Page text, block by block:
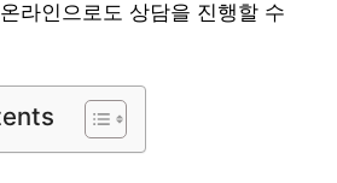
라인으로도 상담을 진행할 수